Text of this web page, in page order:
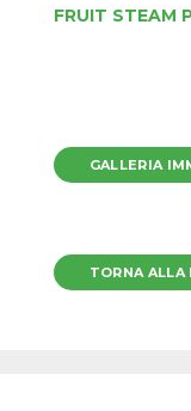
FRUIT STEAM
GALLERIA
TORNA ALLA